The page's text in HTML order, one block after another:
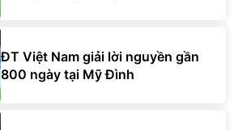
ĐT Việt Nam giải lời nguyền gần
800 ngày tại Mỹ Đình